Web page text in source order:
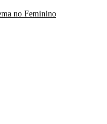
no Feminino